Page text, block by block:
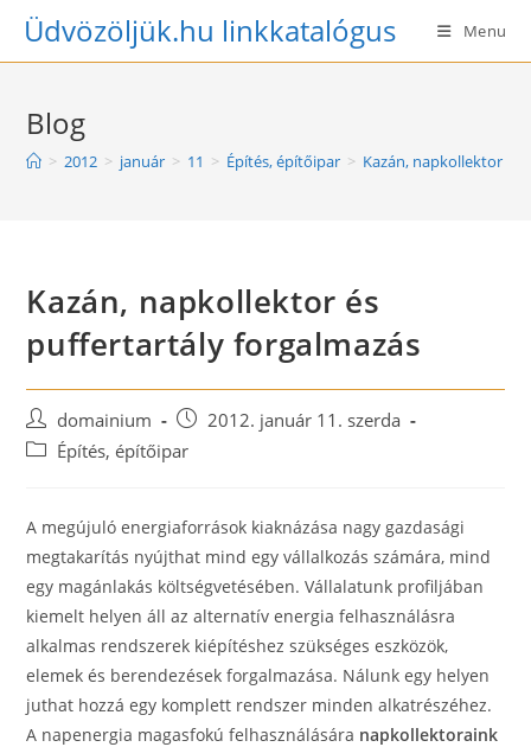
SkipÜdvözöljük.hu linkkatalógus Menu
Blog
> 2012 > január > 11 > Építés, építőipar > Kazán, napkollektor
Kazán, napkollektor és
puffertartály forgalmazás
Post
author:
domainium
Post
published:
2012. január 11. szerda
PostÉpítés, építőipar
A megújuló energiaforrások kiaknázása nagy gazdasági
megtakarítás nyújthat mind egy vállalkozás számára, mind
egy magánlakás költségvetésében. Vállalatunk profiljában
kiemelt helyen áll az alternatív energia felhasználásra
alkalmas rendszerek kiépítéshez szükséges eszközök,
elemek és berendezések forgalmazása. Nálunk egy helyen
juthat hozzá egy komplett rendszer minden alkatrészéhez.
A napenergia magasfokú felhasználására napkollektoraink